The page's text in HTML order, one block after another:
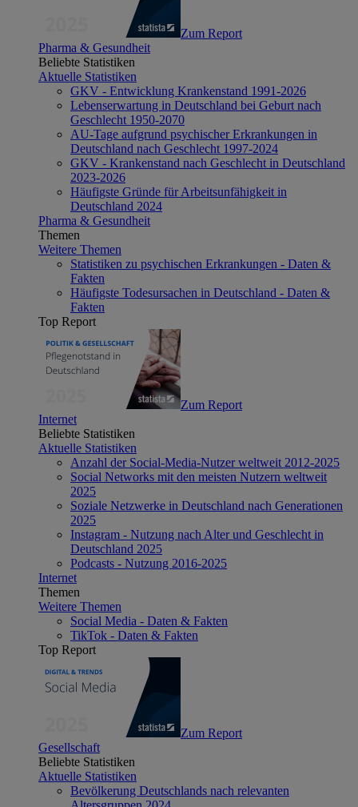
Zum Report
Pharma & Gesundheit
Beliebte Statistiken
Aktuelle Statistiken
GKV - Entwicklung Krankenstand 1991-2026
Lebenserwartung in Deutschland bei Geburt nach
Geschlecht 1950-2070
AU-Tage aufgrund psychischer Erkrankungen in
Deutschland nach Geschlecht 1997-2024
GKV - Krankenstand nach Geschlecht in Deutschland
2023-2026
Häufigste Gründe für Arbeitsunfähigkeit in
Deutschland 2024
Pharma & Gesundheit
Themen
Weitere Themen
Statistiken zu psychischen Erkrankungen - Daten &
Fakten
Häufigste Todesursachen in Deutschland - Daten &
Fakten
Top Report
Zum Report
Internet
Beliebte Statistiken
Aktuelle Statistiken
Anzahl der Social-Media-Nutzer weltweit 2012-2025
Social Networks mit den meisten Nutzern weltweit
2025
Soziale Netzwerke in Deutschland nach Generationen
2025
Instagram - Nutzung nach Alter und Geschlecht in
Deutschland 2025
Podcasts - Nutzung 2016-2025
Internet
Themen
Weitere Themen
Social Media - Daten & Fakten
TikTok - Daten & Fakten
Top Report
Zum Report
Gesellschaft
Beliebte Statistiken
Aktuelle Statistiken
Bevölkerung Deutschlands nach relevanten